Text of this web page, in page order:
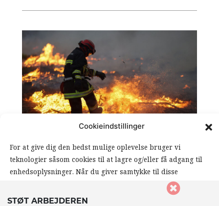
Cookieindstillinger
For at give dig den bedst mulige oplevelse bruger vi
teknologier såsom cookies til at lagre og/eller få adgang til
enhedsoplysninger. Når du giver samtykke til disse
teknologier, giver du os mulighed for at behandle data såsom
din browseradfærd eller unikke ID’er på dette website. Hvis
UDLAND
PROFITJAGTENS KONSEKVENSER
En sommer i klimakrisens tegn
STØT ARBEJDEREN